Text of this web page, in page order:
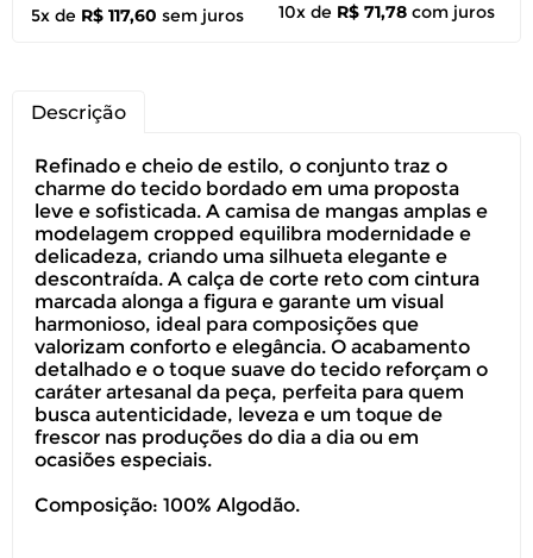
5x de R$ 117,60 sem juros
10x de R$ 71,78 com juros
Descrição
Refinado e cheio de estilo, o conjunto traz o
charme do tecido bordado em uma proposta
leve e sofisticada. A camisa de mangas amplas e
modelagem cropped equilibra modernidade e
delicadeza, criando uma silhueta elegante e
descontraída. A calça de corte reto com cintura
marcada alonga a figura e garante um visual
harmonioso, ideal para composições que
valorizam conforto e elegância. O acabamento
detalhado e o toque suave do tecido reforçam o
caráter artesanal da peça, perfeita para quem
busca autenticidade, leveza e um toque de
frescor nas produções do dia a dia ou em
ocasiões especiais.
Composição: 100% Algodão.